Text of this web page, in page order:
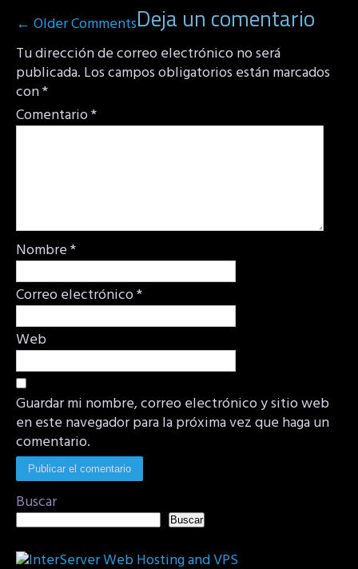
Comment
navigation
← Older CommentsDeja un comentario
Tu dirección de correo electrónico no será
publicada. Los campos obligatorios están marcados
con*
Comentario*
Nombre*
Correo electrónico*
Web
Guardar mi nombre, correo electrónico y sitio web
en este navegador para la próxima vez que haga un
comentario.
Buscar
Buscar